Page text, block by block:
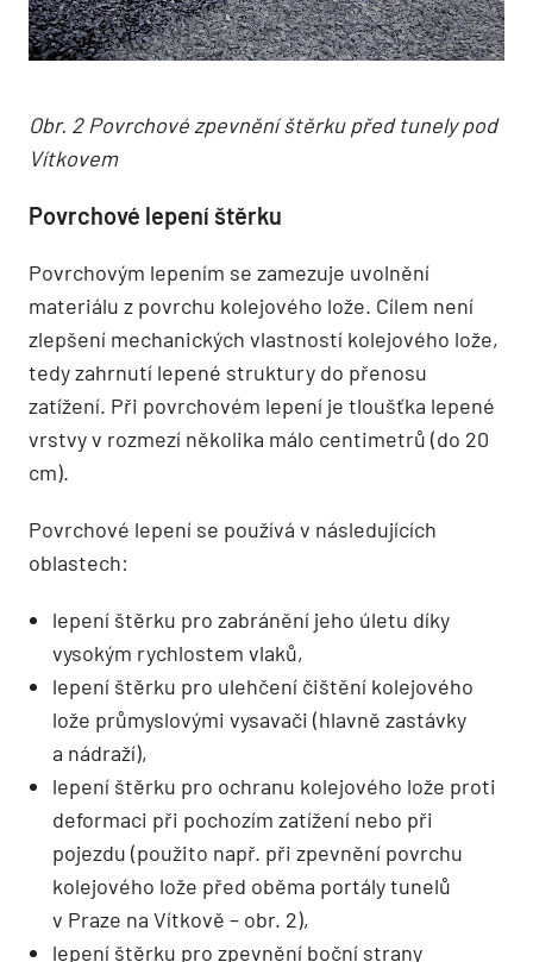
Obr. 2 Povrchové zpevnění štěrku před tunely pod
Vítkovem
Povrchové lepení štěrku
Povrchovým lepením se zamezuje uvolnění
materiálu z povrchu kolejového lože. Cílem není
zlepšení mechanických vlastností kolejového lože,
tedy zahrnutí lepené struktury do přenosu
zatížení. Při povrchovém lepení je tloušťka lepené
vrstvy v rozmezí několika málo centimetrů (do 20
cm).
Povrchové lepení se používá v následujících
oblastech:
lepení štěrku pro zabránění jeho úletu díky
vysokým rychlostem vlaků,
lepení štěrku pro ulehčení čištění kolejového
lože průmyslovými vysavači (hlavně zastávky
a nádraží),
lepení štěrku pro ochranu kolejového lože proti
deformaci při pochozím zatížení nebo při
pojezdu (použito např. při zpevnění povrchu
kolejového lože před oběma portály tunelů
v Praze na Vítkově – obr. 2),
lepení štěrku pro zpevnění boční strany